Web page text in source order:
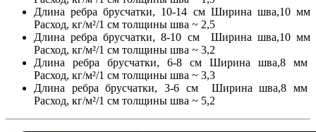
Длина ребра брусчатки, 10-14 см Ширина шва,10 мм
Расход, кг/м²/1 см толщины шва ~ 2,5
Длина ребра брусчатки, 8-10 см Ширина шва,10 мм
Расход, кг/м²/1 см толщины шва ~ 3,2
Длина ребра брусчатки, 6-8 см Ширина шва,8 мм
Расход, кг/м²/1 см толщины шва ~ 3,3
Длина ребра брусчатки, 3-6 см Ширина шва,8 мм
Расход, кг/м²/1 см толщины шва ~ 5,2